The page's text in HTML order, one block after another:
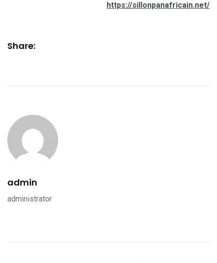
https://sillonpanafricain.net/
Share:
admin
administrator